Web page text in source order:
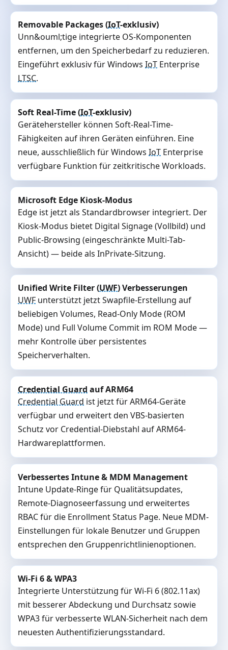
Removable Packages (IoT-exklusiv)
Unn&ouml;tige integrierte OS-Komponenten
entfernen, um den Speicherbedarf zu reduzieren.
Eingeführt exklusiv für Windows IoT Enterprise
LTSC.
Soft Real-Time (IoT-exklusiv)
Gerätehersteller können Soft-Real-Time-
Fähigkeiten auf ihren Geräten einführen. Eine
neue, ausschließlich für Windows IoT Enterprise
verfügbare Funktion für zeitkritische Workloads.
Microsoft Edge Kiosk-Modus
Edge ist jetzt als Standardbrowser integriert. Der
Kiosk-Modus bietet Digital Signage (Vollbild) und
Public-Browsing (eingeschränkte Multi-Tab-
Ansicht) — beide als InPrivate-Sitzung.
Unified Write Filter (UWF) Verbesserungen
UWF unterstützt jetzt Swapfile-Erstellung auf
beliebigen Volumes, Read-Only Mode (ROM
Mode) und Full Volume Commit im ROM Mode —
mehr Kontrolle über persistentes
Speicherverhalten.
Credential Guard auf ARM64
Credential Guard ist jetzt für ARM64-Geräte
verfügbar und erweitert den VBS-basierten
Schutz vor Credential-Diebstahl auf ARM64-
Hardwareplattformen.
Verbessertes Intune & MDM Management
Intune Update-Ringe für Qualitätsupdates,
Remote-Diagnoseerfassung und erweitertes
RBAC für die Enrollment Status Page. Neue MDM-
Einstellungen für lokale Benutzer und Gruppen
entsprechen den Gruppenrichtlinienoptionen.
Wi-Fi 6 & WPA3
Integrierte Unterstützung für Wi-Fi 6 (802.11ax)
mit besserer Abdeckung und Durchsatz sowie
WPA3 für verbesserte WLAN-Sicherheit nach dem
neuesten Authentifizierungsstandard.